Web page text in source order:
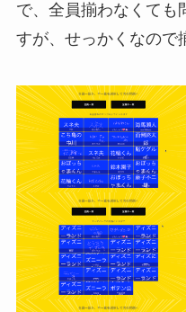
で、全員揃わなくても
すが、せっかくなので